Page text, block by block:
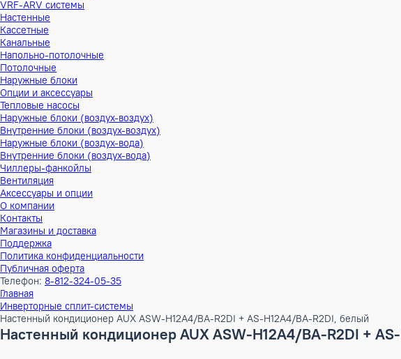
Опции и аксессуары
VRF-ARV системы
Настенные
Кассетные
Канальные
Напольно-потолочные
Потолочные
Наружные блоки
Опции и аксессуары
Тепловые насосы
Наружные блоки (воздух-воздух)
Внутренние блоки (воздух-воздух)
Наружные блоки (воздух-вода)
Внутренние блоки (воздух-вода)
Чиллеры-фанкойлы
Вентиляция
Аксессуары и опции
О компании
Контакты
Магазины и доставка
Поддержка
Политика конфиденциальности
Публичная оферта
Телефон:8-812-324-05-35